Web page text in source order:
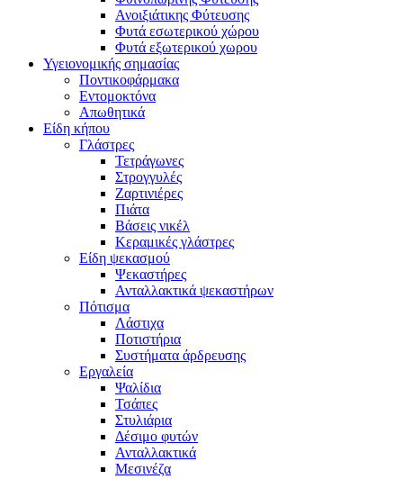
Ανοιξιάτικης Φύτευσης
Φυτά εσωτερικού χώρου
Φυτά εξωτερικού χωρου
Υγειονομικής σημασίας
Ποντικοφάρμακα
Εντομοκτόνα
Απωθητικά
Είδη κήπου
Γλάστρες
Τετράγωνες
Στρογγυλές
Ζαρτινιέρες
Πιάτα
Βάσεις νικέλ
Κεραμικές γλάστρες
Είδη ψεκασμού
Ψεκαστήρες
Ανταλλακτικά ψεκαστήρων
Πότισμα
Λάστιχα
Ποτιστήρια
Συστήματα άρδρευσης
Εργαλεία
Ψαλίδια
Τσάπες
Στυλιάρια
Δέσιμο φυτών
Ανταλλακτικά
Μεσινέζα